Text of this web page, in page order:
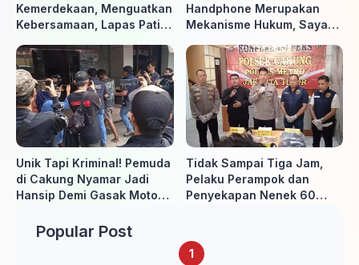
Kemerdekaan, Menguatkan
Kebersamaan, Lapas Pati
ke-81 RI, Warga Binaan
Antusias Ikuti Berbagai
Perlombaan
Handphone Merupakan
Mekanisme Hukum, Saya
Diminta Penyidik dan Tidak
perlu takut
Unik Tapi Kriminal! Pemuda
di Cakung Nyamar Jadi
Hansip Demi Gasak Motor
Tidak Sampai Tiga Jam,
Pelaku Perampok dan
Penyekapan Nenek 60
Popular Post